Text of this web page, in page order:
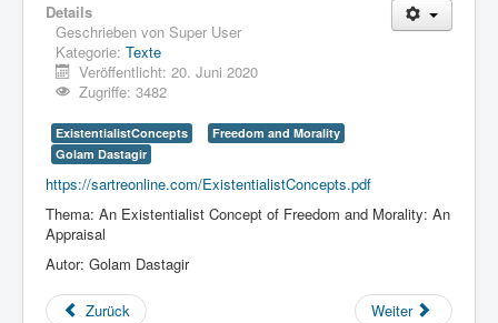
Kontakt
Impressum
Details
Geschrieben von Super User
Kategorie: Texte
Veröffentlicht: 20. Juni 2020
Zugriffe: 3482
ExistentialistConcepts
Freedom and Morality
Golam Dastagir
https://sartreonline.com/ExistentialistConcepts.pdf
Thema: An Existentialist Concept of Freedom and Morality: An
Appraisal
Autor: Golam Dastagir
Zurück Weiter